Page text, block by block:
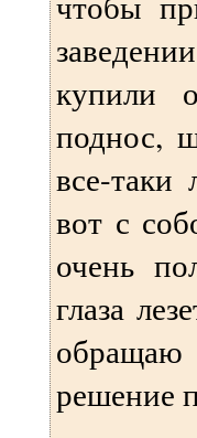
купили
поднос,
все-таки
вот с
очень
глаза
решение